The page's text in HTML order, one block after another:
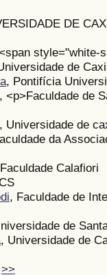
DE
style="white-
de
, Pontifícia
, <p>Faculdade de
, Universidade de
da
Calafiori
, Faculdade de
de
, Universidade de
>>